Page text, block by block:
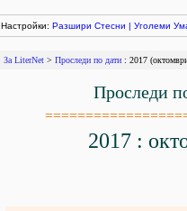
Настройки: Разшири Стесни | Уголеми
За LiterNet > Проследи по дати : 2017
Проследи
2017 :